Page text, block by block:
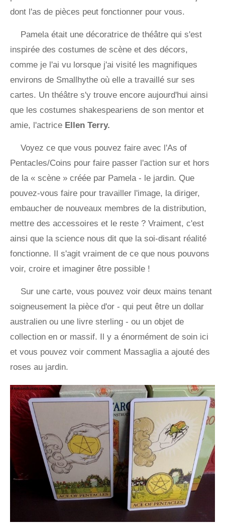
dont l'as de pièces peut fonctionner pour vous.
Pamela était une décoratrice de théâtre qui s'est
inspirée des costumes de scène et des décors,
comme je l'ai vu lorsque j'ai visité les magnifiques
environs de Smallhythe où elle a travaillé sur ses
cartes. Un théâtre s'y trouve encore aujourd'hui ainsi
que les costumes shakespeariens de son mentor et
amie, l'actrice Ellen Terry.
Voyez ce que vous pouvez faire avec l'As of
Pentacles/Coins pour faire passer l'action sur et hors
de la « scène » créée par Pamela - le jardin. Que
pouvez-vous faire pour travailler l'image, la diriger,
embaucher de nouveaux membres de la distribution,
mettre des accessoires et le reste ? Vraiment, c'est
ainsi que la science nous dit que la soi-disant réalité
fonctionne. Il s'agit vraiment de ce que nous pouvons
voir, croire et imaginer être possible !
Sur une carte, vous pouvez voir deux mains tenant
soigneusement la pièce d'or - qui peut être un dollar
australien ou une livre sterling - ou un objet de
collection en or massif. Il y a énormément de soin ici
et vous pouvez voir comment Massaglia a ajouté des
roses au jardin.